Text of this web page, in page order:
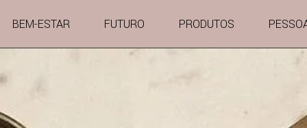
BEM-ESTAR FUTURO PRODUTOS